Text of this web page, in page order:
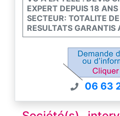
EXPERT DEPUIS 18
SECTEUR: TOTALITE
RESULTATS GARANTIS
06 63